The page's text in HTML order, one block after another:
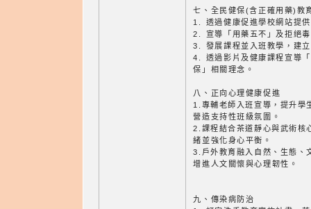
七、全民健保(含正確用藥)教
1. 透過健康促進學校網站提
2. 宣導「用藥五不」及拒絕
3. 發展課程並入班教學，建
4. 透過影片及健康課程宣導
保」相關理念。
八、正向心理健康促進
1.專輔老師入班宣導，提升學
營造支持性班級氛圍。
2.課程結合茶道靜心與武術核
緒並強化身心平衡。
3.戶外教育融入自然、生態、
增進人文關懷與心理韌性。
九、傳染病防治